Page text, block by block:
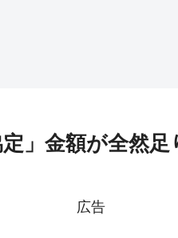
」金額が全然
広告